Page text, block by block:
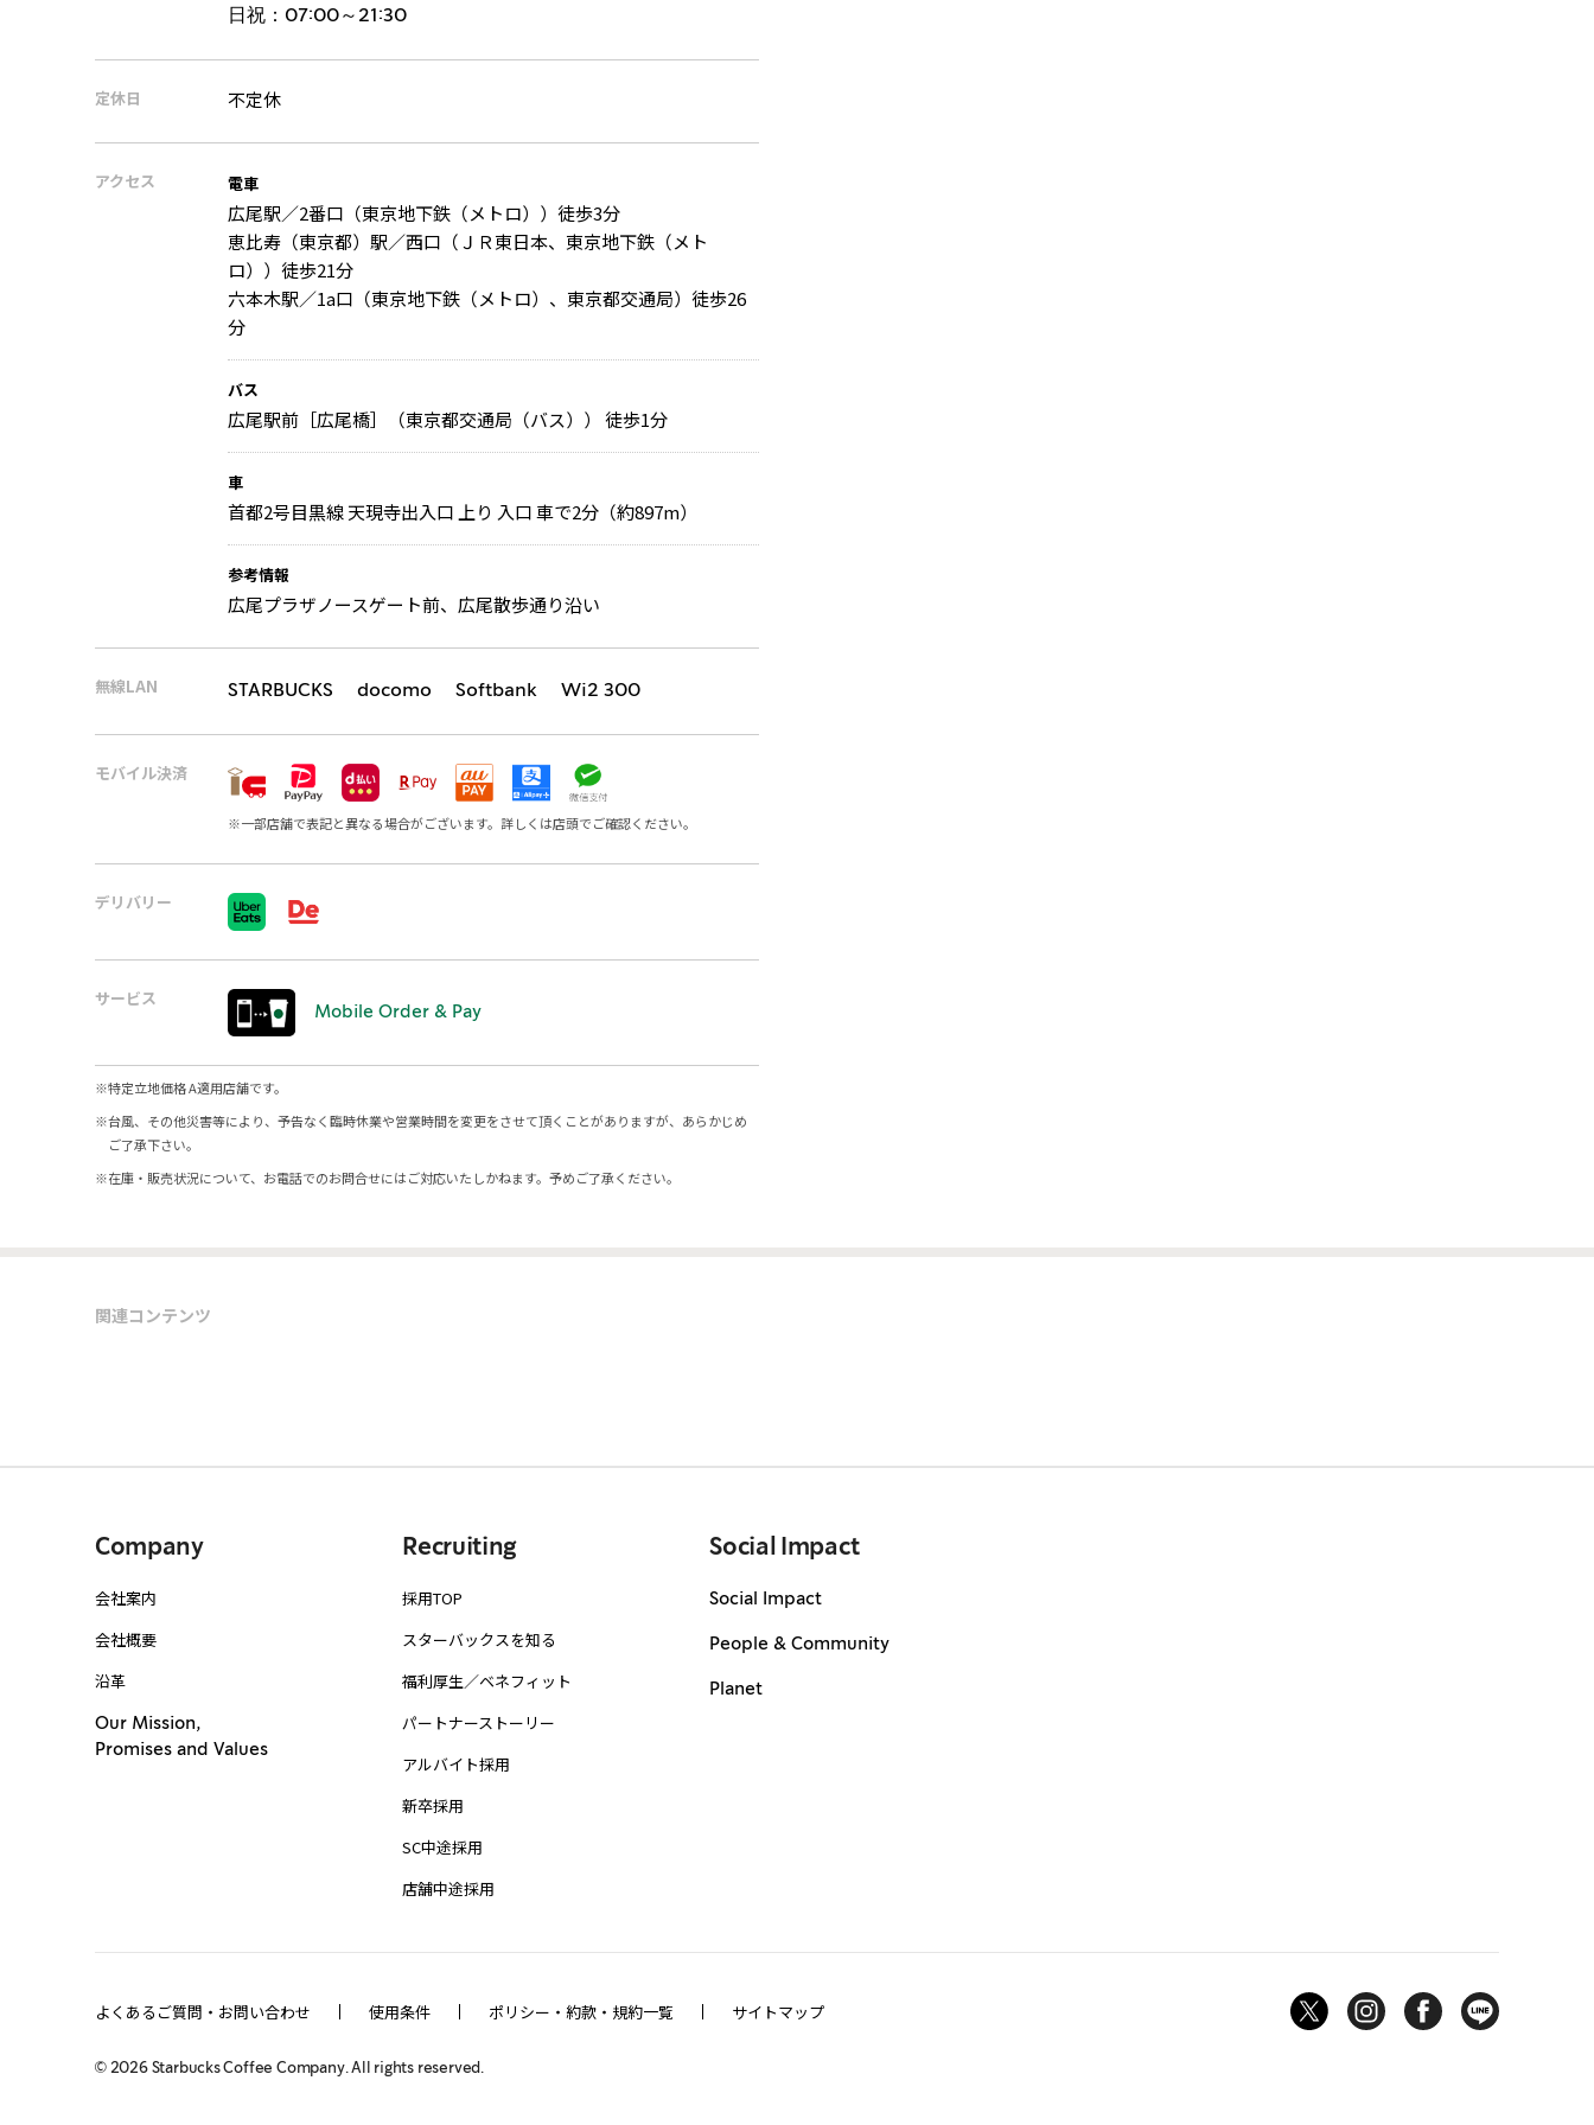
日祝： 07:00～21:30
定休日 不定休
アクセス 電車
広尾駅／2番口（東京地下鉄（メトロ））徒歩3分
恵比寿（東京都）駅／西口（ＪＲ東日本、東京地下鉄（メト
ロ））徒歩21分
六本木駅／1a口（東京地下鉄（メトロ）、東京都交通局）徒歩26
分
バス
広尾駅前［広尾橋］（東京都交通局（バス）） 徒歩1分
車
首都2号目黒線 天現寺出入口 上り 入口 車で2分（約897m）
参考情報
広尾プラザノースゲート前、広尾散歩通り沿い
無線LAN STARBUCKS docomo Softbank Wi2 300
モバイル決済
※一部店舗で表記と異なる場合がございます。詳しくは店頭でご確認ください。
デリバリー
サービス
Mobile Order & Pay
※特定立地価格 A適用店舗です。
※台風、その他災害等により、予告なく臨時休業や営業時間を変更をさせて頂くことがありますが、あらかじめ
ご了承下さい。
※在庫・販売状況について、お電話でのお問合せにはご対応いたしかねます。予めご了承ください。
関連コンテンツ
Company
会社案内
会社概要
沿革
Our Mission,
Promises and Values
Recruiting
採用TOP
スターバックスを知る
福利厚生／ベネフィット
パートナーストーリー
アルバイト採用
新卒採用
SC中途採用
店舗中途採用
Social Impact
Social Impact
People & Community
Planet
よくあるご質問・お問い合わせ 使用条件 ポリシー・約款・規約一覧 サイトマップ
© 2026Starbucks Coffee Company. All rights reserved.